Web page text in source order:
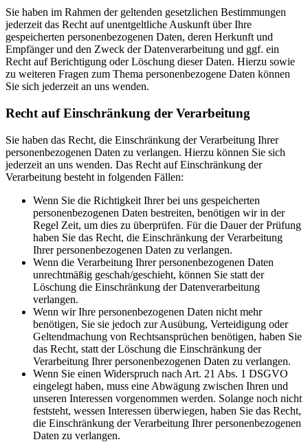
Sie haben im Rahmen der geltenden gesetzlichen Bestimmungen
jederzeit das Recht auf unentgeltliche Auskunft über Ihre
gespeicherten personenbezogenen Daten, deren Herkunft und
Empfänger und den Zweck der Datenverarbeitung und ggf. ein
Recht auf Berichtigung oder Löschung dieser Daten. Hierzu sowie
zu weiteren Fragen zum Thema personenbezogene Daten können
Sie sich jederzeit an uns wenden.
Recht auf Einschränkung der Verarbeitung
Sie haben das Recht, die Einschränkung der Verarbeitung Ihrer
personenbezogenen Daten zu verlangen. Hierzu können Sie sich
jederzeit an uns wenden. Das Recht auf Einschränkung der
Verarbeitung besteht in folgenden Fällen:
Wenn Sie die Richtigkeit Ihrer bei uns gespeicherten
personenbezogenen Daten bestreiten, benötigen wir in der
Regel Zeit, um dies zu überprüfen. Für die Dauer der Prüfung
haben Sie das Recht, die Einschränkung der Verarbeitung
Ihrer personenbezogenen Daten zu verlangen.
Wenn die Verarbeitung Ihrer personenbezogenen Daten
unrechtmäßig geschah/geschieht, können Sie statt der
Löschung die Einschränkung der Datenverarbeitung
verlangen.
Wenn wir Ihre personenbezogenen Daten nicht mehr
benötigen, Sie sie jedoch zur Ausübung, Verteidigung oder
Geltendmachung von Rechtsansprüchen benötigen, haben Sie
das Recht, statt der Löschung die Einschränkung der
Verarbeitung Ihrer personenbezogenen Daten zu verlangen.
Wenn Sie einen Widerspruch nach Art. 21 Abs. 1 DSGVO
eingelegt haben, muss eine Abwägung zwischen Ihren und
unseren Interessen vorgenommen werden. Solange noch nicht
feststeht, wessen Interessen überwiegen, haben Sie das Recht,
die Einschränkung der Verarbeitung Ihrer personenbezogenen
Daten zu verlangen.